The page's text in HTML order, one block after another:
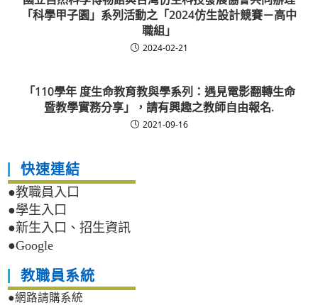
「科學甲子園」系列活動之「2024仿生設計競賽－高中
職組」
2024-02-21
「110學年 度生命教育教與學系列：遇見電影翻轉生命
暨教學實務分享」，請有興趣之教師自由報名.
2021-09-16
快速連結
●教職員入口
●學生入口
●新生入口、招生資訊
●Google
教職員系統
●網路請購系統